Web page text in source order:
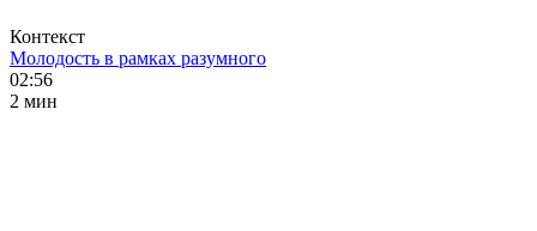
Контекст
Молодость в рамках разумного
02:56
2 мин